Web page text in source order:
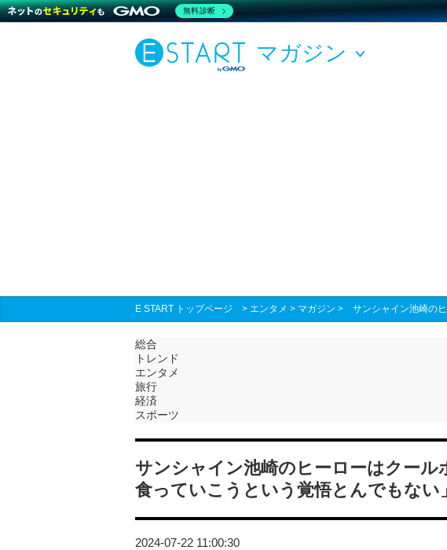
マガジン
E START トップページ > エンタメ > マガジン > サンシャイン池崎の
総合
トレンド
エンタメ
旅行
経済
スポーツ
サンシャイン池崎のヒーローはクール
食っていこうという覚悟とんでもない」
2024-07-22 11:00:30
無料診断